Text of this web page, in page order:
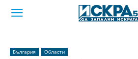
България Области